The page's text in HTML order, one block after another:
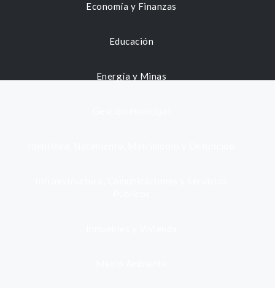
Economía y Finanzas
Educación
Energía y Minas